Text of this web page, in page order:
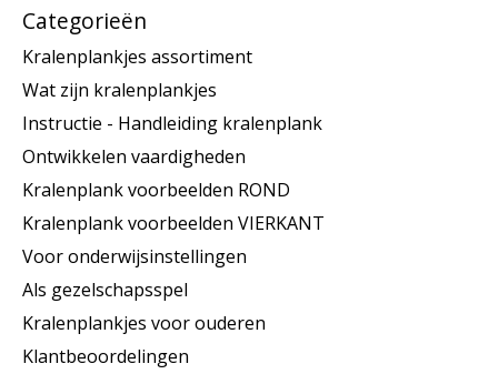
Categorieën
Kralenplankjes assortiment
Wat zijn kralenplankjes
Instructie - Handleiding kralenplank
Ontwikkelen vaardigheden
Kralenplank voorbeelden ROND
Kralenplank voorbeelden VIERKANT
Voor onderwijsinstellingen
Als gezelschapsspel
Kralenplankjes voor ouderen
Klantbeoordelingen